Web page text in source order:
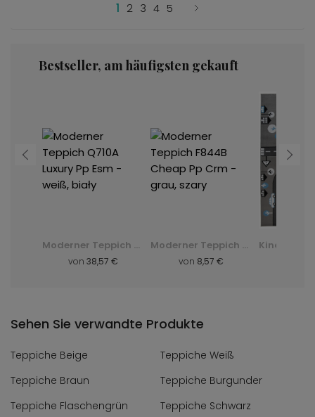
1 2 3 4 5
Bestseller, am häufigsten gekauft
Moderner Teppich Q710A Luxury Pp Esm - weiß, biały
von 38,57 €
Moderner Teppich F844B Cheap Pp Crm - grau, szary
von 8,57 €
Sehen Sie verwandte Produkte
Teppiche Beige
Teppiche Weiß
Teppiche Braun
Teppiche Burgunder
Teppiche Flaschengrün
Teppiche Schwarz